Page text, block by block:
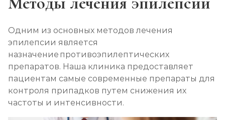
Одним из основных методов лечения
эпилепсии является
назначение противоэпилептических
препаратов. Наша клиника предоставляет
пациентам самые современные препараты для
контроля припадков путем снижения их
частоты и интенсивности.